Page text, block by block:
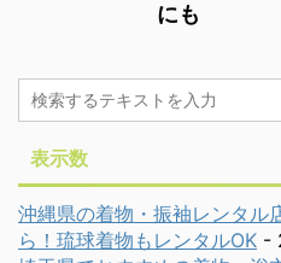
にも
表示数
沖縄県の着物・振袖レンタル
ら！琉球着物もレンタルOK -